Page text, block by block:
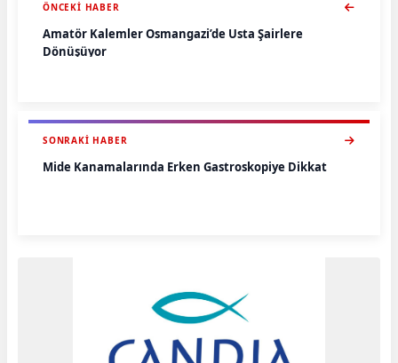
ÖNCEKI HABER
Amatör Kalemler Osmangazi’de Usta Şairlere
Dönüşüyor
SONRAKI HABER
Mide Kanamalarında Erken Gastroskopiye Dikkat